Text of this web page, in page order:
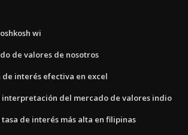
wi
de valores de nosotros
de interés efectiva en excel
interpretación del mercado de valores indio
de interés más alta en filipinas